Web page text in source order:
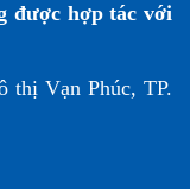
được hợp tác với
thị Vạn Phúc, TP.